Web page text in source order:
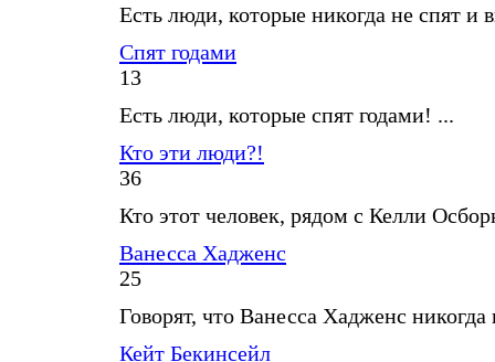
Есть люди, которые никогда не спят и
Спят годами
13
Есть люди, которые спят годами! ...
Кто эти люди?!
36
Кто этот человек, рядом с Келли
Ванесса Хадженс
25
Говорят, что Ванесса Хадженс никогда
Кейт Бекинсейл